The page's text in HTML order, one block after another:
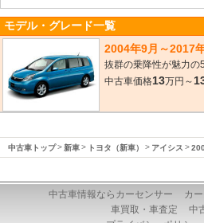
モデル・グレード一覧
2004年9月～2017
抜群の乗降性が魅力の
中古車価格13万円～
中古車トップ 新車 トヨタ（新車） アイシス
中古車情報ならカーセンサー
カ
車買取・車査定
中